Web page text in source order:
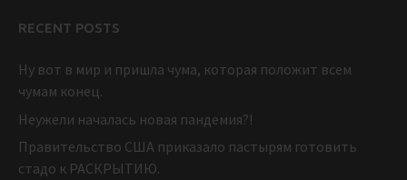
RECENT POSTS
Ну вот в мир и пришла чума, которая положит всем
чумам конец.
Неужели началась новая пандемия?!
Правительство США приказало пастырям готовить
стадо к РАСКРЫТИЮ.